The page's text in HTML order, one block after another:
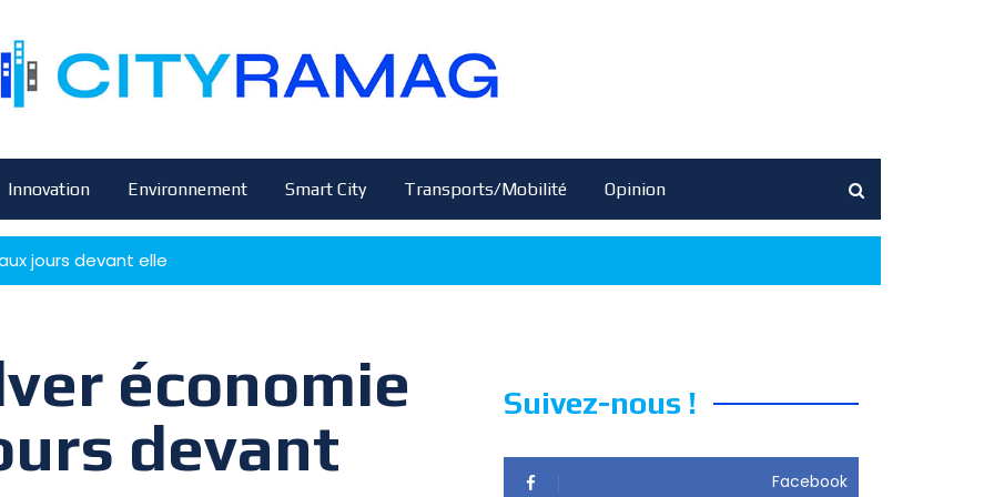
Innovation Environnement Smart City Transports/Mobilité Opinion
jours devant elle
économie
devant
Suivez-nous !
Facebook